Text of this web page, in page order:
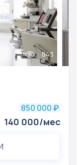
843
850 000 ₽
140 000/мес